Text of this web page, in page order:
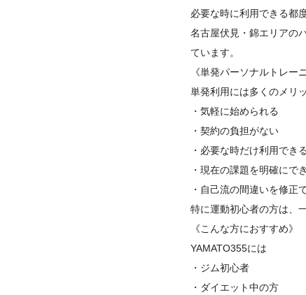
必要な時に利用できる都
名古屋伏見・錦エリアの
ています。
《単発パーソナルトレー
単発利用には多くのメリ
・気軽に始められる
・契約の負担がない
・必要な時だけ利用できる
・現在の課題を明確にで
・自己流の間違いを修正
特に運動初心者の方は、
《こんな方におすすめ》
YAMATO355には
・ジム初心者
・ダイエット中の方